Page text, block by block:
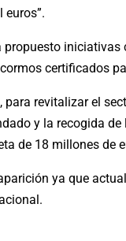
certificados
revitalizar el
y la recogida
de 18 millones de
ya que